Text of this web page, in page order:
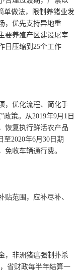
单做法，限制养猪业发
，优先支持异地重
要养殖产区建设屠宰
日压缩到25个工作
，优化流程、简化手
策。从2019年9月1日
恢复执行鲜活农产品
至2020年6月30日期
免收车辆通行费。
范围，应补尽补、
，非洲猪瘟强制扑杀
省财政每半年结算一